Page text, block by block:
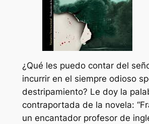
¿Qué les puedo contar del
incurrir en el siempre odioso
destripamiento? Le doy la
contraportada de la novela:
un encantador profesor de